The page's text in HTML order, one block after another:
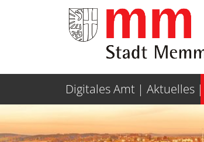
Weiter zur Navigation Weiter zum
Digitales Amt Aktuelles